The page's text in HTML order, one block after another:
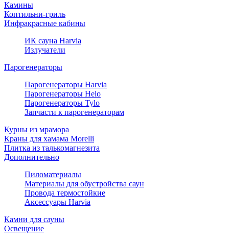
Камины
Коптильни-гриль
Инфракрасные кабины
ИК сауна Harvia
Излучатели
Парогенераторы
Парогенераторы Harvia
Парогенераторы Helo
Парогенераторы Tylo
Запчасти к парогенераторам
Курны из мрамора
Краны для хамама Morelli
Плитка из талькомагнезита
Дополнительно
Пиломатериалы
Материалы для обустройства саун
Провода термостойкие
Аксессуары Harvia
Камни для сауны
Освещение